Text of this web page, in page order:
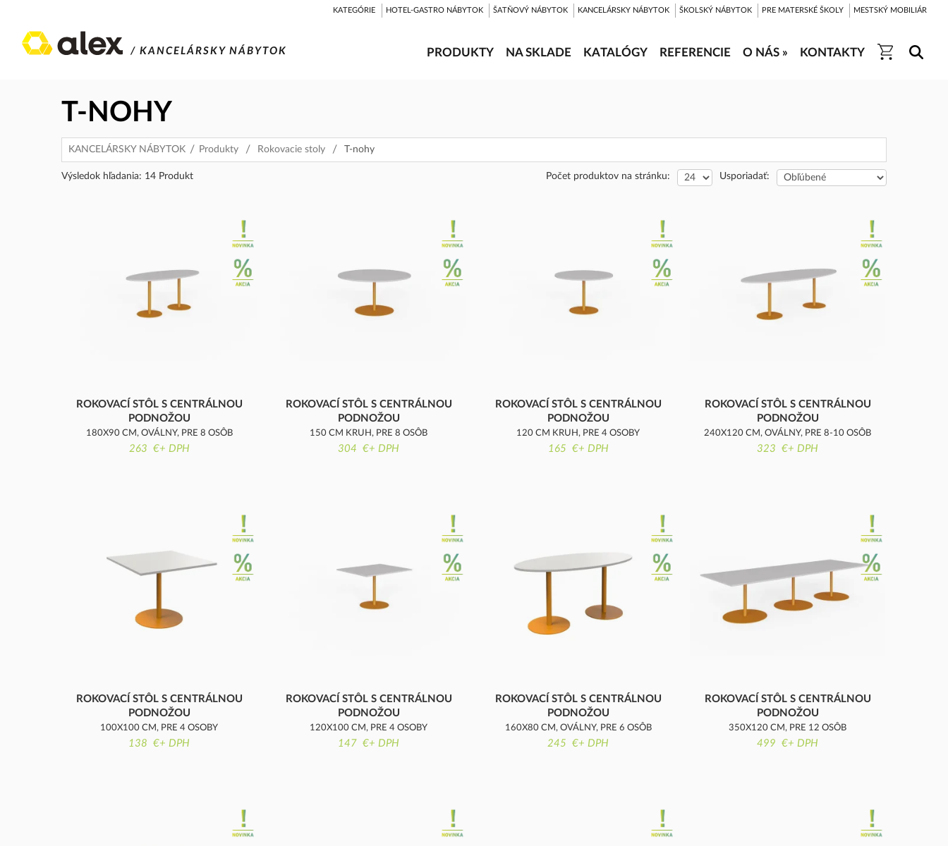
KATEGÓRIE HOTEL-GASTRO NÁBYTOK ŠATŇOVÝ NÁBYTOK KANCELÁRSKY NÁBYTOK ŠKOLSKÝ NÁBYTOK PRE MATERSKÉ ŠKOLY MESTSKÝ MOBILIÁR
/ KANCELÁRSKY NÁBYTOK PRODUKTY NA SKLADE KATALÓGY REFERENCIE O NÁS » KONTAKTY
T-NOHY
KANCELÁRSKY NÁBYTOK Produkty Rokovacie stoly T-nohy
Výsledok hľadania: 14 Produkt Počet produktov na stránku: Usporiadať:
ROKOVACÍ STÔL S CENTRÁLNOU
PODNOŽOU
180X90 CM, OVÁLNY, PRE 8 OSÔB
263 €+ DPH
ROKOVACÍ STÔL S CENTRÁLNOU
PODNOŽOU
150 CM KRUH, PRE 8 OSÔB
304 €+ DPH
ROKOVACÍ STÔL S CENTRÁLNOU
PODNOŽOU
120 CM KRUH, PRE 4 OSOBY
165 €+ DPH
ROKOVACÍ STÔL S CENTRÁLNOU
PODNOŽOU
240X120 CM, OVÁLNY, PRE 8-10 OSÔB
323 €+ DPH
ROKOVACÍ STÔL S CENTRÁLNOU
PODNOŽOU
100X100 CM, PRE 4 OSOBY
138 €+ DPH
ROKOVACÍ STÔL S CENTRÁLNOU
PODNOŽOU
120X100 CM, PRE 4 OSOBY
147 €+ DPH
ROKOVACÍ STÔL S CENTRÁLNOU
PODNOŽOU
160X80 CM, OVÁLNY, PRE 6 OSÔB
245 €+ DPH
ROKOVACÍ STÔL S CENTRÁLNOU
PODNOŽOU
350X120 CM, PRE 12 OSÔB
499 €+ DPH